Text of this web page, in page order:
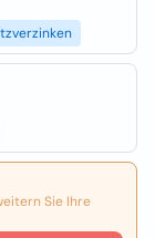
Sie Ihre